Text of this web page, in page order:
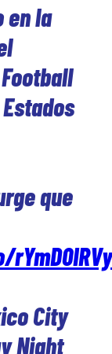
en la
que
City
Night